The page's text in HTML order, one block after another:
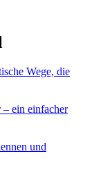
Wege, die
ein einfacher
und